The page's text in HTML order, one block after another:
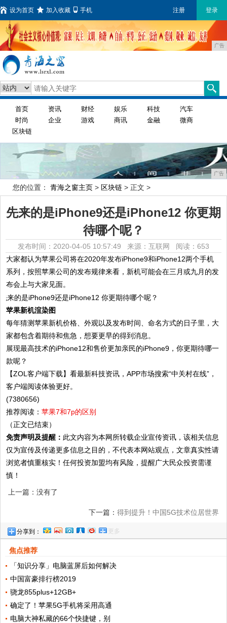
设为首页 加入收藏 手机 注册 登录
广告
首页 资讯 财经 娱乐 科技
汽车
时尚
企业 游戏 商讯 金融
微商
区块链
广告
您的位置： 青海之窗主页 > 区块链 > 正文 >
先来的是iPhone9还是iPhone12 你更期
待哪个呢？
发布时间：2020-04-05 10:57:49 来源：互联网 阅读：653
大家都认为苹果公司将在2020年发布iPhone9和iPhone12两个手机
系列，按照苹果公司的发布规律来看，新机可能会在三月或九月的发
布会上与大家见面。
苹果新机渲染图
每年猜测苹果新机价格、外观以及发布时间、命名方式的日子里，大
家都包含着期待和焦急，想要更早的得到消息。
展现最高技术的iPhone12和售价更加亲民的iPhone9，你更期待哪一
款呢？
【ZOL客户端下载】看最新科技资讯，APP市场搜索“中关村在线”，
客户端阅读体验更好。
(7380656)
推荐阅读：苹果7和7p的区别
（正文已结束）
免责声明及提醒： 此文内容为本网所转载企业宣传资讯，该相关信息
仅为宣传及传递更多信息之目的，不代表本网站观点，文章真实性请
浏览者慎重核实！任何投资加盟均有风险，提醒广大民众投资需谨
慎！
上一篇：没有了
下一篇： 得到提升！中国5G技术位居世界
分享到： 更多
焦点推荐
「知识分享」电脑蓝屏后如何解决
中国富豪排行榜2019
骁龙855plus+12GB+
确定了！苹果5G手机将采用高通
电脑大神私藏的66个快捷键，别